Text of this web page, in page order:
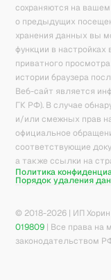
сохраняются на
о предыдущих
хранения данных вы
функции в настройках
приватного
истории браузера
Веб-сайт является
ГК РФ). В случае
и/или смежных прав
официальное
соответствующие
а также ссылки на
Политика
Порядок удаления
© 2018-2026 | ИП
019809 | Все права на
законодательством